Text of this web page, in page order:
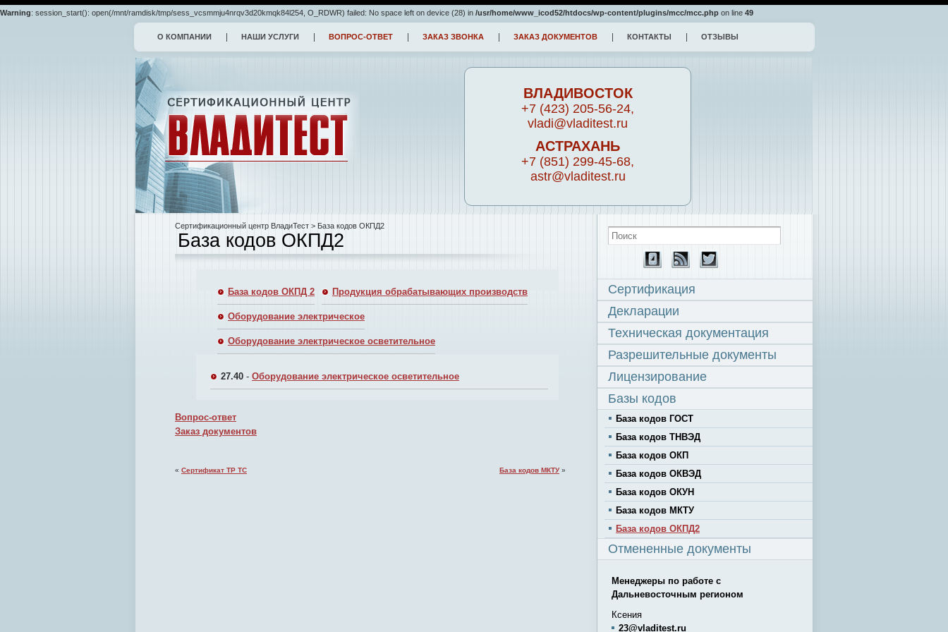
Warning: session_start(): open(/mnt/ramdisk/tmp/sess_vcsmmju4nrqv3d20kmqk84l254, O_RDWR) failed: No space left on device (28) in /usr/home/www_icod52/htdocs/wp-content/plugins/mcc/mcc.php on line 49
О КОМПАНИИ НАШИ УСЛУГИ ВОПРОС-ОТВЕТ ЗАКАЗ ЗВОНКА ЗАКАЗ ДОКУМЕНТОВ КОНТАКТЫ ОТЗЫВЫ
ВЛАДИВОСТОК
+7 (423) 205-56-24,
vladi@vladitest.ru
АСТРАХАНЬ
+7 (851) 299-45-68,
astr@vladitest.ru
Сертификационный центр ВладиТест > База кодов ОКПД2
База кодов ОКПД2
База кодов ОКПД 2 Продукция обрабатывающих производств
Оборудование электрическое
Оборудование электрическое осветительное
27.40 - Оборудование электрическое осветительное
Вопрос-ответ
Заказ документов
« Сертификат ТР ТС База кодов МКТУ »
Сертификация
Декларации
Техническая документация
Разрешительные документы
Лицензирование
Базы кодов
База кодов ГОСТ
База кодов ТНВЭД
База кодов ОКП
База кодов ОКВЭД
База кодов ОКУН
База кодов МКТУ
База кодов ОКПД2
Отмененные документы
Менеджеры по работе с
Дальневосточным регионом
Ксения
23@vladitest.ru